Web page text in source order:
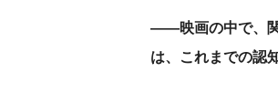
――映画の中で、関
は、これまでの認